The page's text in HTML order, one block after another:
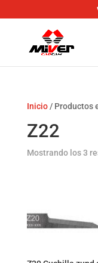
Inicio/ Productos
Z22
Mostrando los 3